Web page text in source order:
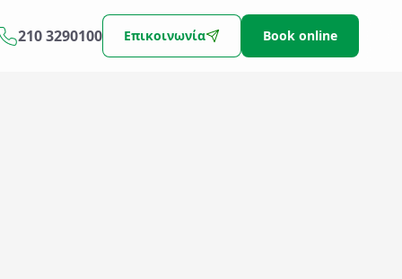
210 3290100 Επικοινωνία Book online